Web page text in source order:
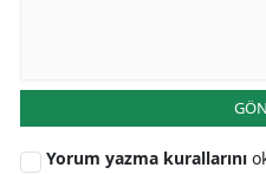
Yorum yazma kurallarını